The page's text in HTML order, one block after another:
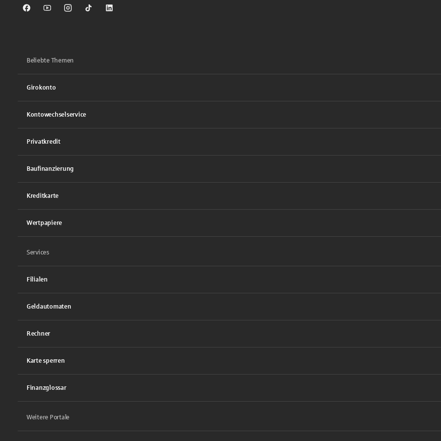
Sparkasse auf Facebook
Sparkasse auf Youtube
Sparkasse auf Instagram
Sparkasse auf TikTok
Sparkasse auf LinkedIn
Beliebte Themen
Girokonto
Kontowechselservice
Privatkredit
Baufinanzierung
Kreditkarte
Wertpapiere
Services
Filialen
Geldautomaten
Rechner
Karte sperren
Finanzglossar
Weitere Portale